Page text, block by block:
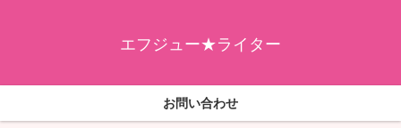
エフジュー★ライター
お問い合わせ